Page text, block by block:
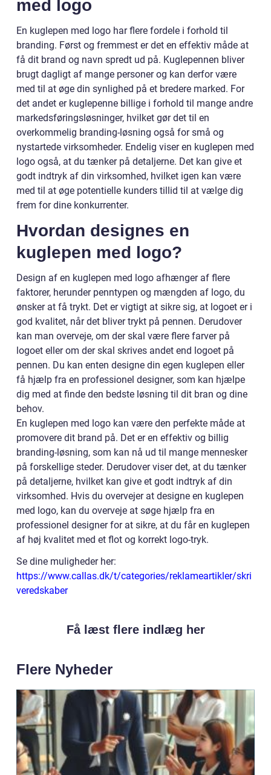
med logo
En kuglepen med logo har flere fordele i forhold til
branding. Først og fremmest er det en effektiv måde at
få dit brand og navn spredt ud på. Kuglepennen bliver
brugt dagligt af mange personer og kan derfor være
med til at øge din synlighed på et bredere marked. For
det andet er kuglepenne billige i forhold til mange andre
markedsføringsløsninger, hvilket gør det til en
overkommelig branding-løsning også for små og
nystartede virksomheder. Endelig viser en kuglepen med
logo også, at du tænker på detaljerne. Det kan give et
godt indtryk af din virksomhed, hvilket igen kan være
med til at øge potentielle kunders tillid til at vælge dig
frem for dine konkurrenter.
Hvordan designes en
kuglepen med logo?
Design af en kuglepen med logo afhænger af flere
faktorer, herunder penntypen og mængden af logo, du
ønsker at få trykt. Det er vigtigt at sikre sig, at logoet er i
god kvalitet, når det bliver trykt på pennen. Derudover
kan man overveje, om der skal være flere farver på
logoet eller om der skal skrives andet end logoet på
pennen. Du kan enten designe din egen kuglepen eller
få hjælp fra en professionel designer, som kan hjælpe
dig med at finde den bedste løsning til dit bran og dine
behov.
En kuglepen med logo kan være den perfekte måde at
promovere dit brand på. Det er en effektiv og billig
branding-løsning, som kan nå ud til mange mennesker
på forskellige steder. Derudover viser det, at du tænker
på detaljerne, hvilket kan give et godt indtryk af din
virksomhed. Hvis du overvejer at designe en kuglepen
med logo, kan du overveje at søge hjælp fra en
professionel designer for at sikre, at du får en kuglepen
af høj kvalitet med et flot og korrekt logo-tryk.
Se dine muligheder her:
https://www.callas.dk/t/categories/reklameartikler/skri
veredskaber
Få læst flere indlæg her
Flere Nyheder